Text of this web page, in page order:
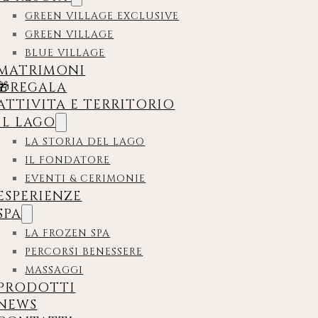
GREEN VILLAGE EXCLUSIVE
GREEN VILLAGE
BLUE VILLAGE
E TERRITORIO
LAGO
LA STORIA DEL LAGO
IL FONDATORE
EVENTI & CERIMONIE
LA FROZEN SPA
PERCORSI BENESSERE
MASSAGGI